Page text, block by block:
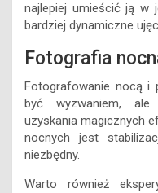
najlepiej umieścić ją w
bardziej dynamiczne
Fotografia
Fotografowanie nocą i
być wyzwaniem,
uzyskania magicznych
nocnych jest
niezbędny.
Warto również